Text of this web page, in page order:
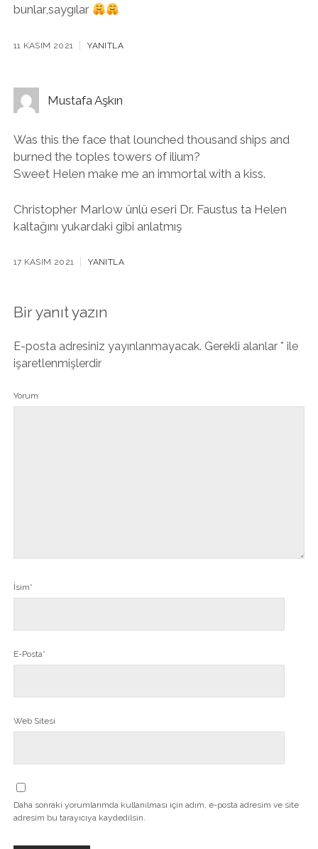
bunlar,saygılar
11 KASIM 2021 YANITLA
Mustafa Aşkın
Was this the face that lounched thousand ships and
burned the toples towers of ilium?
Sweet Helen make me an immortal with a kiss.
Christopher Marlow ünlü eseri Dr. Faustus ta Helen
kaltağını yukardaki gibi anlatmış
17 KASIM 2021 YANITLA
Bir yanıt yazın
E-posta adresiniz yayınlanmayacak. Gerekli alanlar * ile
işaretlenmişlerdir
Yorum
İsim*
E-Posta*
Web Sitesi
Daha sonraki yorumlarımda kullanılması için adım, e-posta adresim ve site
adresim bu tarayıcıya kaydedilsin.